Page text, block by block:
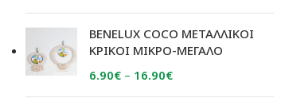
price
was:
6.50€.
τρέχουσα
τιμή
είναι:
BENELUX COCO ΜΕΤΑΛΛΙΚΟΙ
ΚΡΙΚΟΙ ΜΙΚΡΟ-ΜΕΓΑΛΟ
6.90€ – 16.90€Price
range: